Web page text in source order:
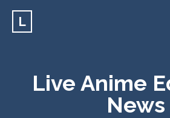
L
Live Anime
News